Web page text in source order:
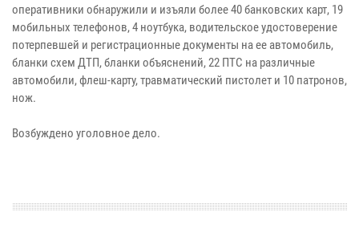
оперативники обнаружили и изъяли более 40 банковских карт, 19
мобильных телефонов, 4 ноутбука, водительское удостоверение
потерпевшей и регистрационные документы на ее автомобиль,
бланки схем ДТП, бланки объяснений, 22 ПТС на различные
автомобили, флеш-карту, травматический пистолет и 10 патронов,
нож.
Возбуждено уголовное дело.